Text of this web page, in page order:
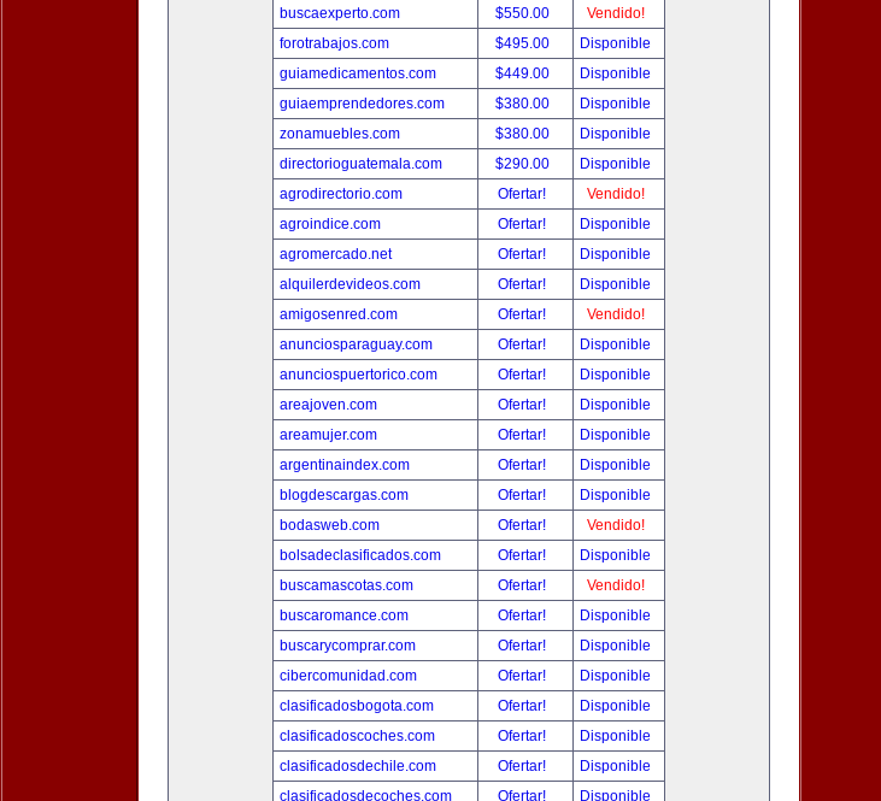
buscaexperto.com
$550.00
Vendido!
forotrabajos.com
$495.00
Disponible
guiamedicamentos.com
$449.00
Disponible
guiaemprendedores.com
$380.00
Disponible
zonamuebles.com
$380.00
Disponible
directorioguatemala.com
$290.00
Disponible
agrodirectorio.com
Ofertar!
Vendido!
agroindice.com
Ofertar!
Disponible
agromercado.net
Ofertar!
Disponible
alquilerdevideos.com
Ofertar!
Disponible
amigosenred.com
Ofertar!
Vendido!
anunciosparaguay.com
Ofertar!
Disponible
anunciospuertorico.com
Ofertar!
Disponible
areajoven.com
Ofertar!
Disponible
areamujer.com
Ofertar!
Disponible
argentinaindex.com
Ofertar!
Disponible
blogdescargas.com
Ofertar!
Disponible
bodasweb.com
Ofertar!
Vendido!
bolsadeclasificados.com
Ofertar!
Disponible
buscamascotas.com
Ofertar!
Vendido!
buscaromance.com
Ofertar!
Disponible
buscarycomprar.com
Ofertar!
Disponible
cibercomunidad.com
Ofertar!
Disponible
clasificadosbogota.com
Ofertar!
Disponible
clasificadoscoches.com
Ofertar!
Disponible
clasificadosdechile.com
Ofertar!
Disponible
clasificadosdecoches.com
Ofertar!
Disponible